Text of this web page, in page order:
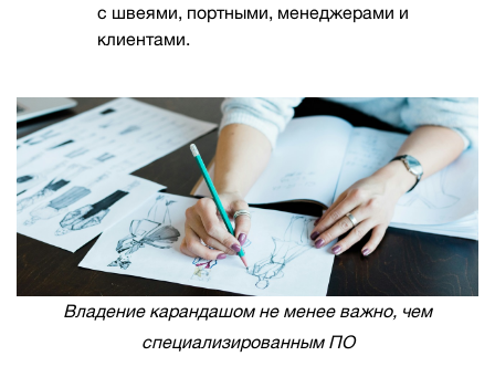
с швеями, портными, менеджерами и
клиентами.
Владение карандашом не менее важно, чем
специализированным ПО